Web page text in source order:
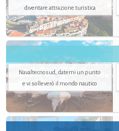
diventare attrazione turistica
Navaltecnosud, datemi un punto
e vi solleverò il mondo nautico